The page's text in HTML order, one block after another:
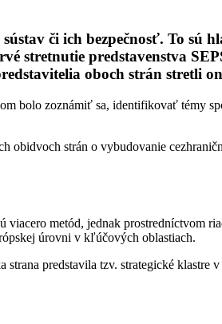
či ich bezpečnosť. To sú
stretnutie predstavenstva
oboch strán stretli
bolo zoznámiť sa, identifikovať témy
strán o vybudovanie
viacero metód, jednak prostredníctvom
úrovni v kľúčových oblastiach.
strana predstavila tzv. strategické